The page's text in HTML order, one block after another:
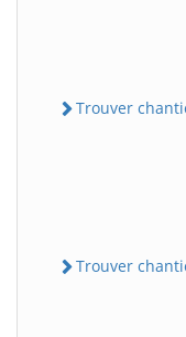
Trouver
Trouver